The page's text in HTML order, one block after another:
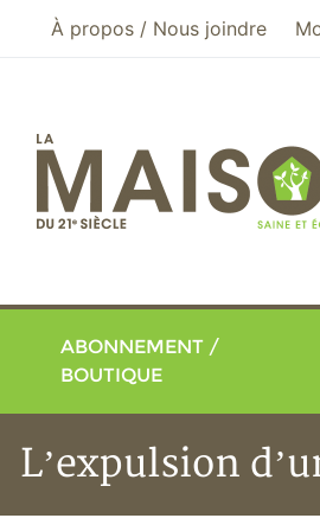
Aller au menu principal
Aller au contenu principal
À propos / Nous joindre
ABONNEMENT /
BOUTIQUE
L’expulsion